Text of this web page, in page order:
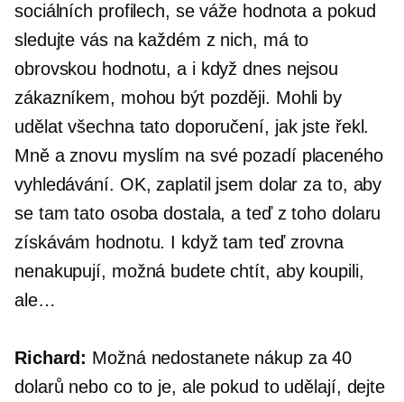
sociálních profilech, se váže hodnota a pokud
sledujte vás na každém z nich, má to
obrovskou hodnotu, a i když dnes nejsou
zákazníkem, mohou být později. Mohli by
udělat všechna tato doporučení, jak jste řekl.
Mně a znovu myslím na své pozadí placeného
vyhledávání. OK, zaplatil jsem dolar za to, aby
se tam tato osoba dostala, a teď z toho dolaru
získávám hodnotu. I když tam teď zrovna
nenakupují, možná budete chtít, aby koupili,
ale…
Richard: Možná nedostanete nákup za 40
dolarů nebo co to je, ale pokud to udělají, dejte